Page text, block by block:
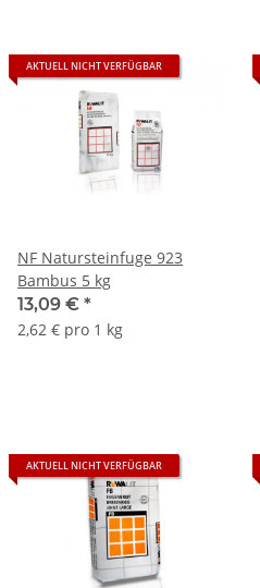
AKTUELL NICHT VERFÜGBAR
NF Natursteinfuge 923
Bambus 5 kg
13,09 € *
2,62 € pro 1 kg
AKTUELL NICHT VERFÜGBAR